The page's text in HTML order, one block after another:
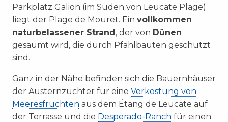
Parkplatz Galion (im Süden von Leucate Plage)
liegt der Plage de Mouret. Ein vollkommen
naturbelassener Strand, der von Dünen
gesäumt wird, die durch Pfahlbauten geschützt
sind.
Ganz in der Nähe befinden sich die Bauernhäuser
der Austernzüchter für eine Verkostung von
Meeresfrüchten aus dem Étang de Leucate auf
der Terrasse und die Desperado-Ranch für einen